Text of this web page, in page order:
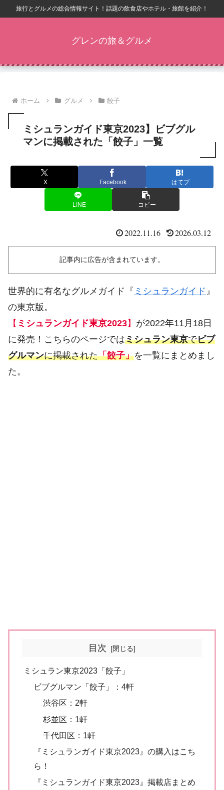
旅行とグルメの総合情報サイト！話題の飲食店やホテル・旅館を紹介！
グレンの旅＆グルメ
ホーム グルメ 餃子
ミシュランガイド東京2023】ビブグル
マンに掲載された「餃子」一覧
X Facebook はてブ
LINE コピー
2022.11.16 2026.03.12
記事内に広告が含まれています。
世界的に有名なグルメガイド『 ミシュランガイド 』
の東京版。
【 ミシュランガイド東京2023】 が2022年11月18日
に発売！こちらのページではミシュラン東京でビブ
グルマンに掲載された「餃子」を一覧にまとめまし
た。
目次
ミシュラン東京2023「餃子」
ビブグルマン「餃子」：4軒
渋谷区：2軒
杉並区：1軒
千代田区：1軒
『ミシュランガイド東京2023』の購入はこち
ら！
『ミシュランガイド東京2023』掲載店まとめ